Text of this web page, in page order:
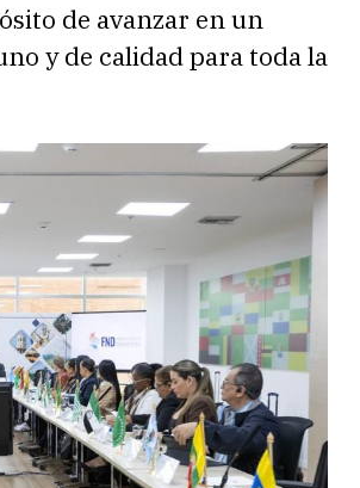
de avanzar en un
y de calidad para toda la